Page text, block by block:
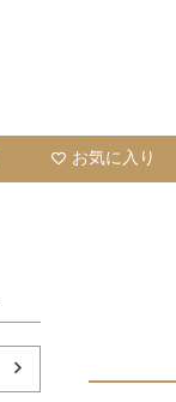
お気に入り